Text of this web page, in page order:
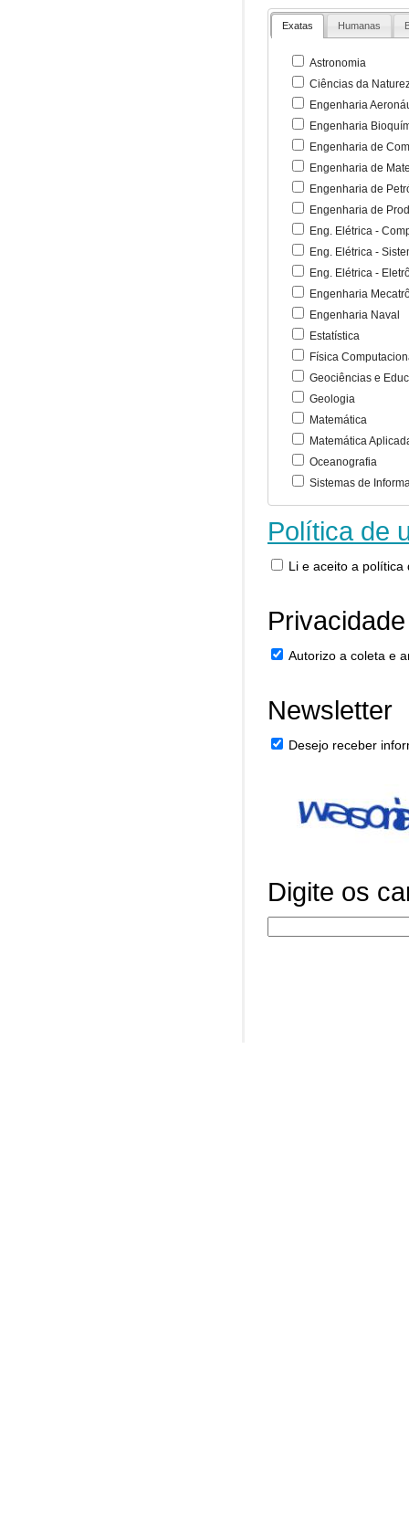
Exatas Humanas
Astronomia
Ciências da
Engenharia
Engenharia
Engenharia de
Engenharia de
Engenharia de
Engenharia de
Eng. Elétrica -
Eng. Elétrica -
Eng. Elétrica -
Engenharia
Engenharia Naval
Estatística
Física
Geociências e
Geologia
Matemática
Matemática
Oceanografia
Sistemas de
Política de
Li e aceito a política
Autorizo a coleta e
Newsletter
Desejo receber
Digite os